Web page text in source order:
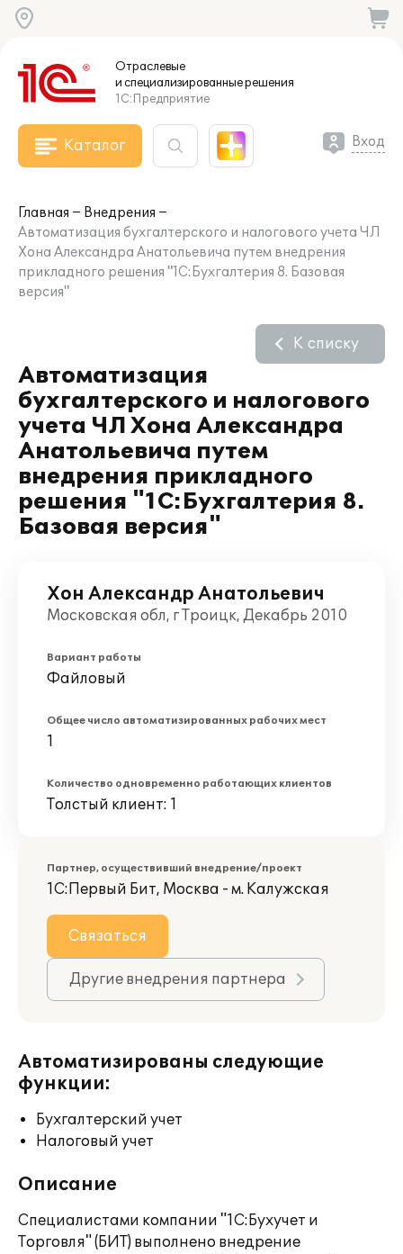
Отраслевые
и специализированныерешения
1С:Предприятие
Каталог Вход
Главная
Внедрения
Автоматизация бухгалтерского и налогового учета ЧЛ
Хона Александра Анатольевича путем внедрения
прикладного решения "1С:Бухгалтерия 8. Базовая
версия"
Автоматизация
бухгалтерского и налогового
учета ЧЛ Хона Александра
Анатольевича путем
внедрения прикладного
решения "1С:Бухгалтерия 8.
Базовая версия"
К списку
Хон Александр Анатольевич
Московская обл, г Троицк, Декабрь 2010
Вариант работы
Файловый
Общее число автоматизированных рабочих мест
1
Количество одновременно работающих клиентов
Толстый клиент: 1
Партнер, осуществивший внедрение/проект
1С:Первый Бит, Москва - м. Калужская
Связаться
Другие внедрения партнера
Автоматизированы следующие
функции:
Бухгалтерский учет
Налоговый учет
Описание
Специалистами компании "1С:Бухучет и
Торговля" (БИТ) выполнено внедрение